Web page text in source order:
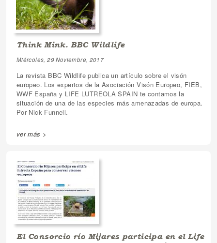
Think Mink. BBC Wildlife
Miércoles, 29 Noviembre, 2017
La revista BBC Wildlife publica un artículo sobre el visón
europeo. Los expertos de la Asociación Visón Europeo, FIEB,
WWF España y LIFE LUTREOLA SPAIN te contamos la
situación de una de las especies más amenazadas de europa.
Por Nick Funnell.
ver más >
El Consorcio río Mijares participa en el Life